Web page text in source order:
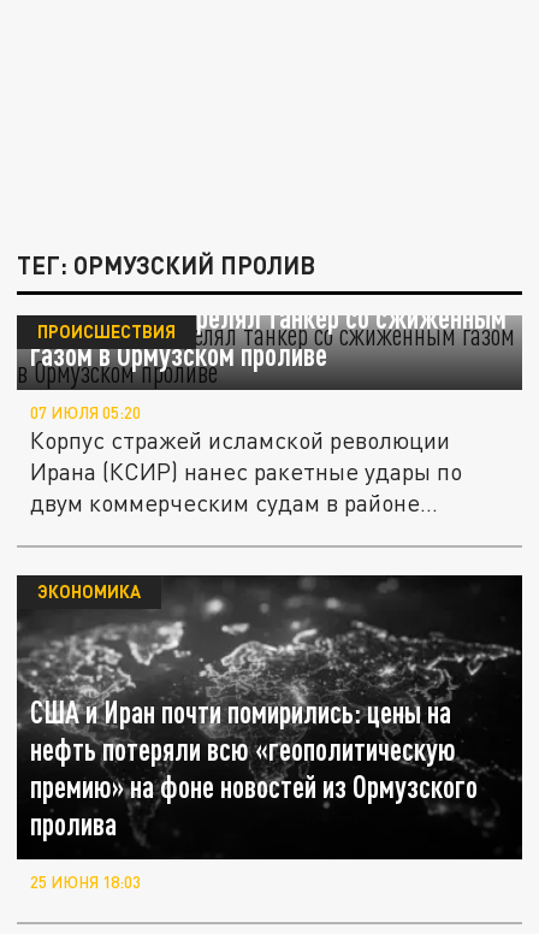
ТЕГ: ОРМУЗСКИЙ ПРОЛИВ
WSJ: Иран обстрелял танкер со сжиженным
газом в Ормузском проливе
ПРОИСШЕСТВИЯ
07 ИЮЛЯ 05:20
Корпус стражей исламской революции
Ирана (КСИР) нанес ракетные удары по
двум коммерческим судам в районе...
США и Иран почти помирились: цены на
нефть потеряли всю «геополитическую
премию» на фоне новостей из Ормузского
пролива
ЭКОНОМИКА
25 ИЮНЯ 18:03